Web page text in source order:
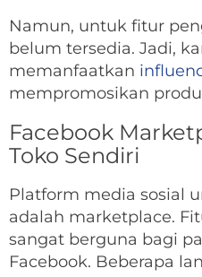
Namun, untuk fitur
belum tersedia. Jadi,
memanfaatkan
mempromosikan
Facebook
Toko Sendiri
Platform media sosial
adalah marketplace.
sangat berguna bagi
Facebook. Beberapa